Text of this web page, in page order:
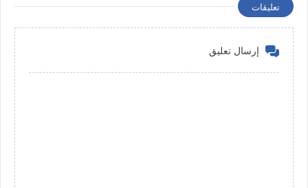
تعليقات
إرسال تعليق